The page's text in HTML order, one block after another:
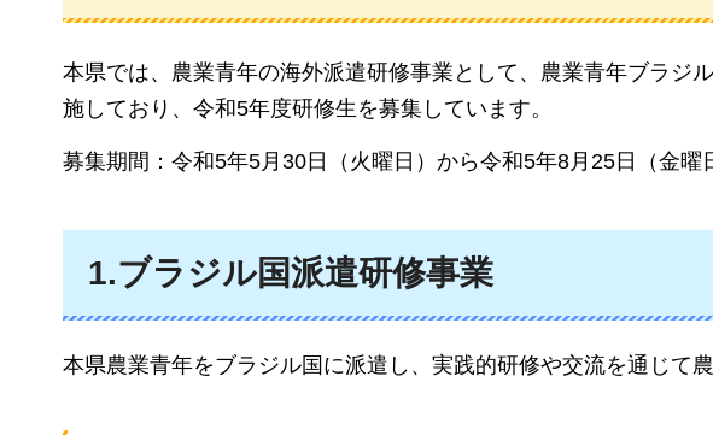
本県では、農業青年の海外派遣研修事業として、農業青年ブラジ
施しており、令和5年度研修生を募集しています。
募集期間：令和5年5月30日（火曜日）から令和5年8月25日（金曜
1.ブラジル国派遣研修事業
本県農業青年をブラジル国に派遣し、実践的研修や交流を通じて